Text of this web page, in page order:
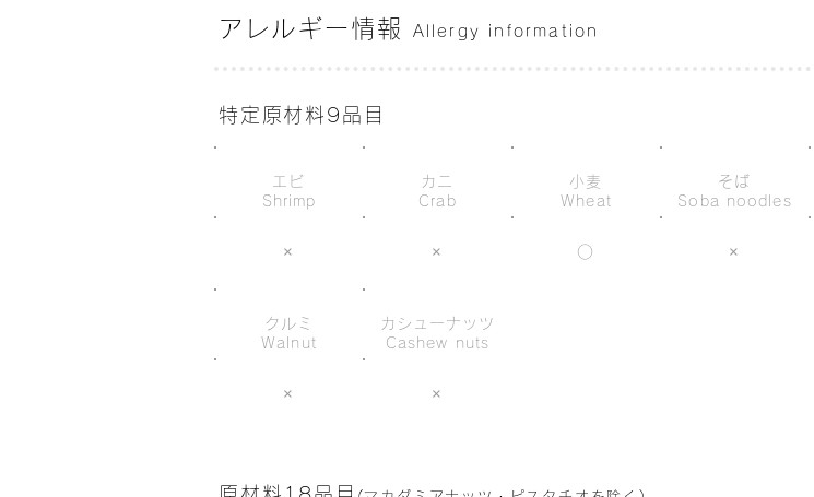
アレルギー情報 Allergy information
特定原材料9品目
Shrimp
エビ
×
Crab
カニ
×
Wheat
小麦
○
Soba noodles
そば
×
Walnut
クルミ
×
Cashew nuts
カシューナッツ
×